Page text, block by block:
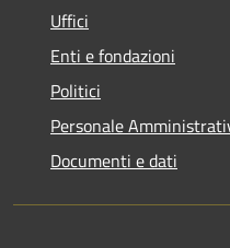
Uffici
Enti e fondazioni
Politici
Personale
Documenti e dati